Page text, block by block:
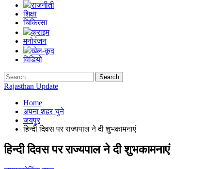
राजनीती
शिक्षा
चिकित्सा
क्राइम
मनोरंजन
खेल-कूद
विडियो
Rajasthan Update
Home
अपना शहर चुने
जयपुर
हिन्दी दिवस पर राज्यपाल ने दी शुभकामनाएं
हिन्दी दिवस पर राज्यपाल ने दी शुभकामनाएं